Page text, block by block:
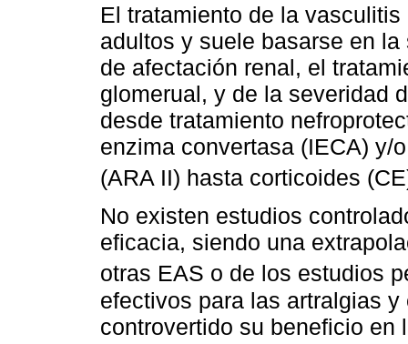
El tratamiento de la
adultos y suele basarse en
de afectación renal, el
glomerual, y de la severidad
desde tratamiento
enzima convertasa (IECA) y/
(ARA II) hasta corticoides
No existen estudios
eficacia, siendo una
otras EAS o de los estudios
efectivos para las artralgias
controvertido su beneficio en